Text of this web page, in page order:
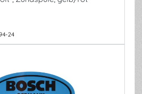
24